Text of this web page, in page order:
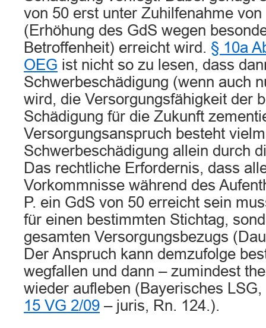
von 50 erst unter Zuhilfenahme
(Erhöhung des GdS wegen
Betroffenheit) erreicht wird. § 10a
OEG ist nicht so zu lesen, dass
Schwerbeschädigung (wenn auch
wird, die Versorgungsfähigkeit der
Schädigung für die Zukunft
Versorgungsanspruch besteht
Schwerbeschädigung allein durch
Das rechtliche Erfordernis, dass
Vorkommnisse während des
P. ein GdS von 50 erreicht sein
für einen bestimmten Stichtag,
gesamten Versorgungsbezugs
Der Anspruch kann demzufolge
wegfallen und dann – zumindest
wieder aufleben (Bayerisches
15 VG 2/09 – juris, Rn. 124.).